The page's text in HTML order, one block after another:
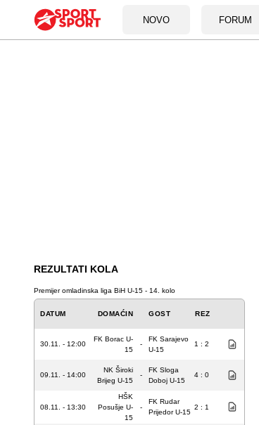
NOVO FORUM
REZULTATI KOLA
Premijer omladinska liga BiH U-15 - 14. kolo
DATUM DOMAĆIN GOST REZ
30.11. - 12:00
FK Borac U-
15
-
FK Sarajevo
U-15
1 : 2
09.11. - 14:00
NK Široki
Brijeg U-15
-
FK Sloga
Doboj U-15
4 : 0
08.11. - 13:30
HŠK
Posušje U-
15
-
FK Rudar
Prijedor U-15
2 : 1